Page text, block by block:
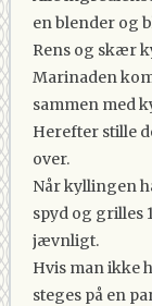
en blender og
Rens og skær
Marinaden
sammen med
Herefter stille
over.
Når kyllingen
spyd og grilles
jævnligt.
Hvis man ikke
steges på en